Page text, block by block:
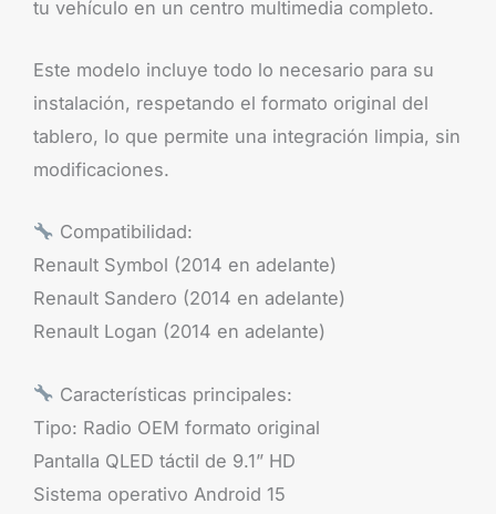
tu vehículo en un centro multimedia completo.
Este modelo incluye todo lo necesario para su
instalación, respetando el formato original del
tablero, lo que permite una integración limpia, sin
modificaciones.
Compatibilidad:
Renault Symbol (2014 en adelante)
Renault Sandero (2014 en adelante)
Renault Logan (2014 en adelante)
Características principales:
Tipo: Radio OEM formato original
Pantalla QLED táctil de 9.1” HD
Sistema operativo Android 15